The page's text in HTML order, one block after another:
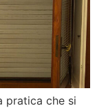
pratica che si